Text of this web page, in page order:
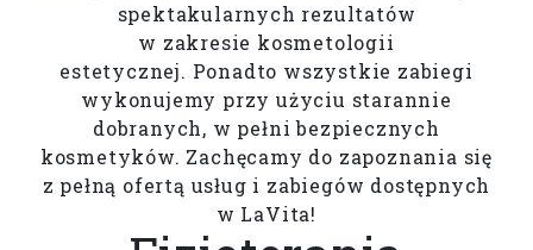
spektakularnych rezultatów
w zakresie kosmetologii
estetycznej. Ponadto wszystkie zabiegi
wykonujemy przy użyciu starannie
dobranych, w pełni bezpiecznych
kosmetyków. Zachęcamy do zapoznania się
z pełną ofertą usług i zabiegów dostępnych
w LaVita!